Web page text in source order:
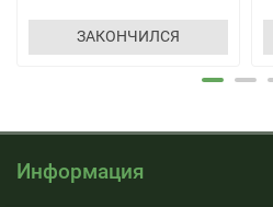
ЗАКОНЧИЛСЯ
Информация